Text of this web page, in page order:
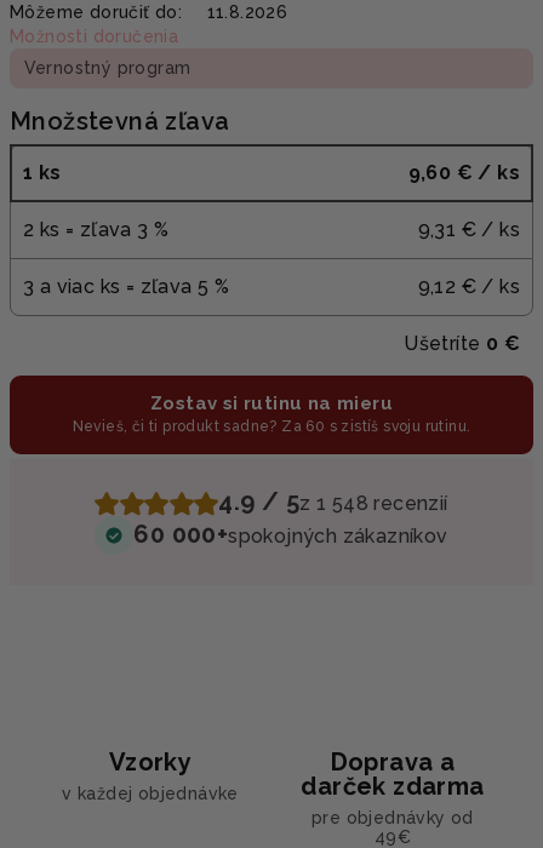
cena:
Môžeme doručiť do:
11.8.2026
Možnosti doručenia
Vernostný program
Množstevná zľava
1 ks 9,60 € / ks
2 ks = zľava 3 % 9,31 € / ks
3 a viac ks = zľava 5 % 9,12 € / ks
Ušetríte 0 €
Zostav si rutinu na mieru
Nevieš, či ti produkt sadne? Za 60 s zistíš svoju rutinu.
4.9 / 5z 1 548 recenzií
60 000+spokojných zákazníkov
Vzorky
v každej objednávke
Doprava a
darček zdarma
pre objednávky od
49€